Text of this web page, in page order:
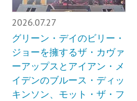
2026.07.27
グリーン・デイのビリー・
ジョーを擁するザ・カヴァ
ーアップスとアイアン・メ
イデンのブルース・ディッ
キンソン、モット・ザ・フ